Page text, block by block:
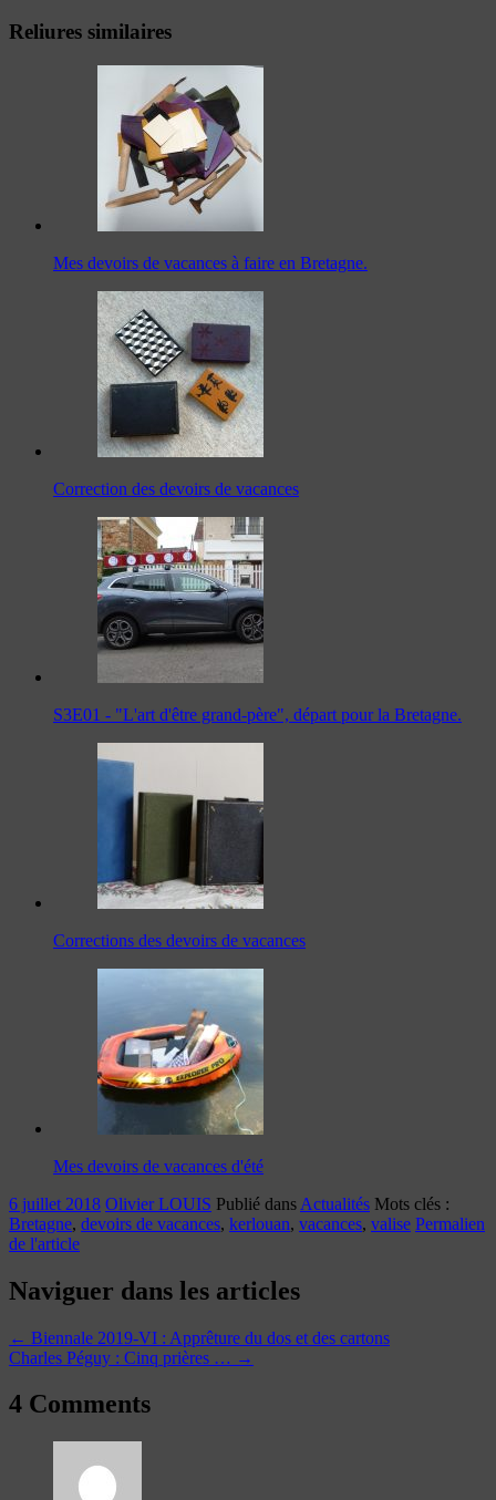
Reliures similaires
Mes devoirs de vacances à faire en Bretagne.
Correction des devoirs de vacances
S3E01 - "L'art d'être grand-père", départ pour la Bretagne.
Corrections des devoirs de vacances
Mes devoirs de vacances d'été
6 juillet 2018 Olivier LOUIS Publié dans Actualités Mots clés :
Bretagne, devoirs de vacances, kerlouan, vacances, valise Permalien
de l'article
Naviguer dans les articles
← Biennale 2019-VI : Apprêture du dos et des cartons
Charles Péguy : Cinq prières … →
4 Comments